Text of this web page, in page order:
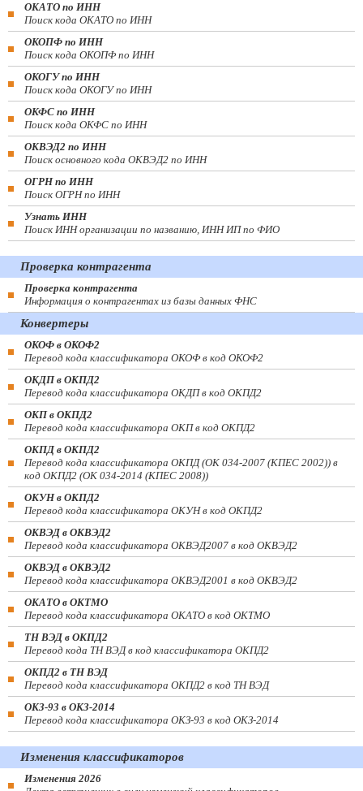
ОКАТО по ИНН
Поиск кода ОКАТО по ИНН
ОКОПФ по ИНН
Поиск кода ОКОПФ по ИНН
ОКОГУ по ИНН
Поиск кода ОКОГУ по ИНН
ОКФС по ИНН
Поиск кода ОКФС по ИНН
ОКВЭД2 по ИНН
Поиск основного кода ОКВЭД2 по ИНН
ОГРН по ИНН
Поиск ОГРН по ИНН
Узнать ИНН
Поиск ИНН организации по названию, ИНН ИП по ФИО
Проверка контрагента
Проверка контрагента
Информация о контрагентах из базы данных ФНС
Конвертеры
ОКОФ в ОКОФ2
Перевод кода классификатора ОКОФ в код ОКОФ2
ОКДП в ОКПД2
Перевод кода классификатора ОКДП в код ОКПД2
ОКП в ОКПД2
Перевод кода классификатора ОКП в код ОКПД2
ОКПД в ОКПД2
Перевод кода классификатора ОКПД (ОК 034-2007 (КПЕС 2002)) в
код ОКПД2 (ОК 034-2014 (КПЕС 2008))
ОКУН в ОКПД2
Перевод кода классификатора ОКУН в код ОКПД2
ОКВЭД в ОКВЭД2
Перевод кода классификатора ОКВЭД2007 в код ОКВЭД2
ОКВЭД в ОКВЭД2
Перевод кода классификатора ОКВЭД2001 в код ОКВЭД2
ОКАТО в ОКТМО
Перевод кода классификатора ОКАТО в код ОКТМО
ТН ВЭД в ОКПД2
Перевод кода ТН ВЭД в код классификатора ОКПД2
ОКПД2 в ТН ВЭД
Перевод кода классификатора ОКПД2 в код ТН ВЭД
ОКЗ-93 в ОКЗ-2014
Перевод кода классификатора ОКЗ-93 в код ОКЗ-2014
Изменения классификаторов
Изменения 2026